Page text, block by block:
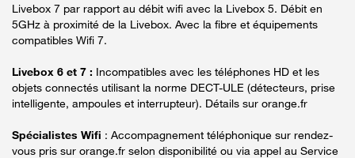
Livebox 7 par rapport au débit wifi avec la Livebox 5. Débit en
5GHz à proximité de la Livebox. Avec la fibre et équipements
compatibles Wifi 7.
Livebox 6 et 7 : Incompatibles avec les téléphones HD et les
objets connectés utilisant la norme DECT-ULE (détecteurs, prise
intelligente, ampoules et interrupteur). Détails sur orange.fr
Spécialistes Wifi : Accompagnement téléphonique sur rendez-
vous pris sur orange.fr selon disponibilité ou via appel au Service